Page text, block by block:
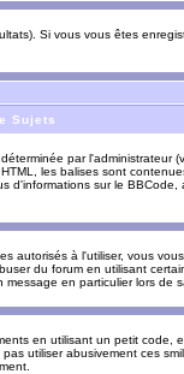
Si vous vous êtes
Sujets
par l'administrateur
les balises sont
sur le BBCode,
autorisés à l'utiliser, vous
du forum en utilisant
en particulier lors de
en utilisant un petit code,
utiliser abusivement ces